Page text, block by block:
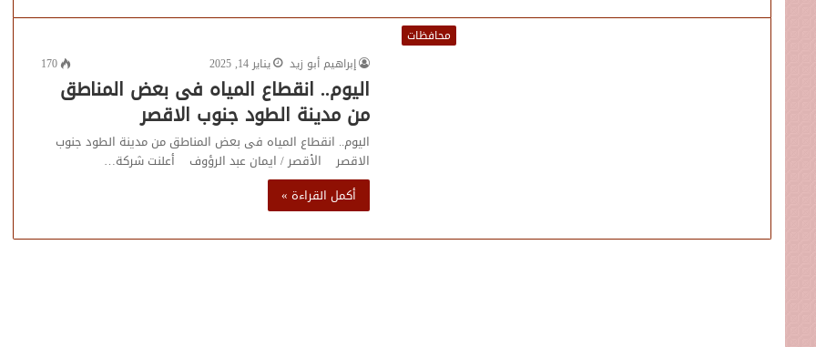
محافظات
إبراهيم أبو زيد
يناير 14, 2025 170
اليوم.. انقطاع المياه فى بعض المناطق
من مدينة الطود جنوب الاقصر
اليوم.. انقطاع المياه فى بعض المناطق من مدينة الطود جنوب
الاقصر الأقصر / ايمان عبد الرؤوف أعلنت شركة…
أكمل القراءة »